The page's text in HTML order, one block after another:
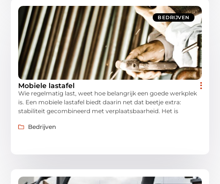
BEDRIJVEN
Mobiele lastafel
Wie regelmatig last, weet hoe belangrijk een goede werkplek
is. Een mobiele lastafel biedt daarin net dat beetje extra:
stabiliteit gecombineerd met verplaatsbaarheid. Het is
Bedrijven